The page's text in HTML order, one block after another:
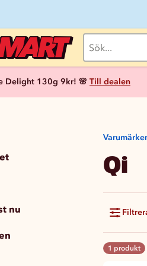
Delight 130g 9kr! 🌸 Till dealen
nu
Qi
1 produkt